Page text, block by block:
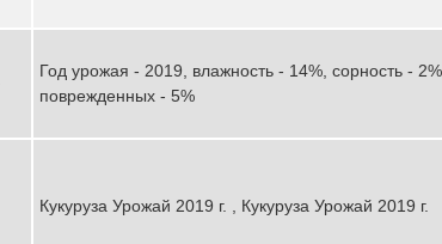
Год урожая - 2019, влажность - 14%, сорность -
поврежденных - 5%
Кукуруза Урожай 2019 г. , Кукуруза Урожай 2019 г.